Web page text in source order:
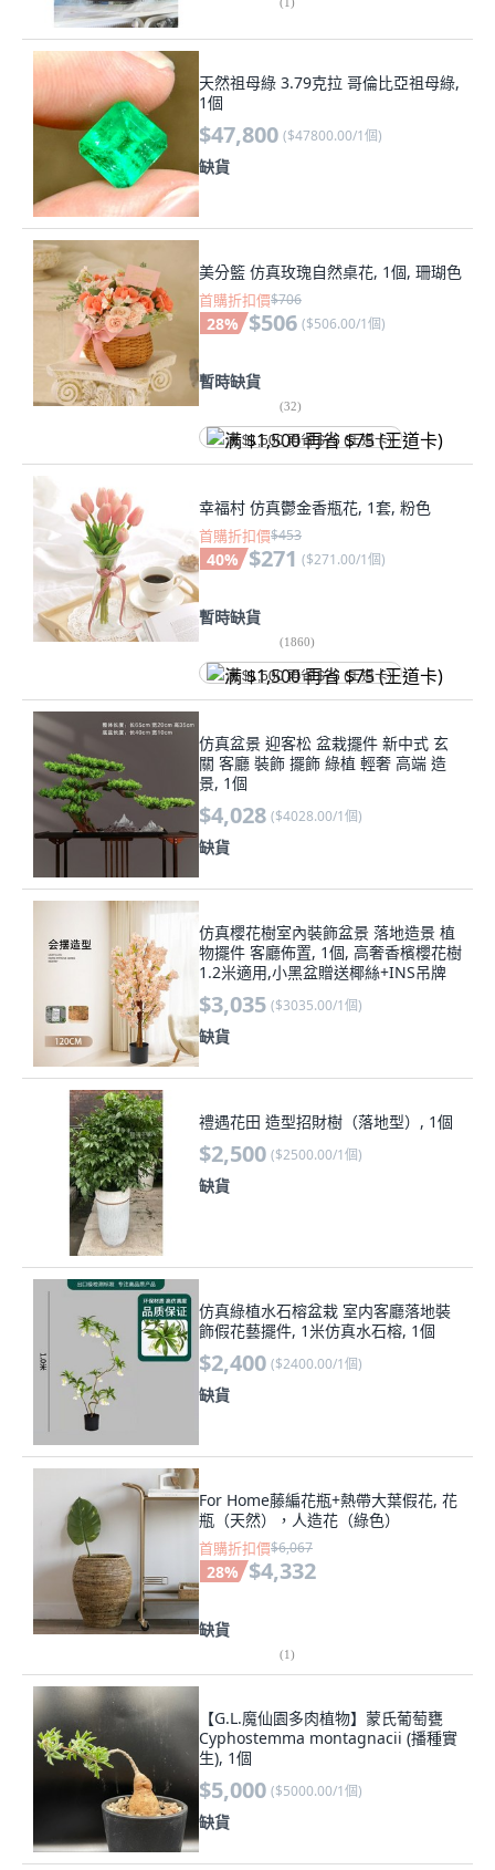
天然祖母綠 3.79克拉 哥倫比亞祖母綠,
1個
$47,800 ($47800.00/1個)
缺貨
美分籃 仿真玫瑰自然桌花, 1個, 珊瑚色
首購折扣價$706
28% $506 ($506.00/1個)
暫時缺貨
(32)
满 $1,500 再省 $75 (王道卡)
幸福村 仿真鬱金香瓶花, 1套, 粉色
首購折扣價$453
40% $271 ($271.00/1個)
暫時缺貨
(1860)
满 $1,500 再省 $75 (王道卡)
仿真盆景 迎客松 盆栽擺件 新中式 玄
關 客廳 裝飾 擺飾 綠植 輕奢 高端 造
景, 1個
$4,028 ($4028.00/1個)
缺貨
仿真櫻花樹室內裝飾盆景 落地造景 植
物擺件 客廳佈置, 1個, 高奢香檳櫻花樹
1.2米適用,小黑盆贈送椰絲+INS吊牌
$3,035 ($3035.00/1個)
缺貨
禮遇花田 造型招財樹（落地型）, 1個
$2,500 ($2500.00/1個)
缺貨
仿真綠植水石榕盆栽 室内客廳落地裝
飾假花藝擺件, 1米仿真水石榕, 1個
$2,400 ($2400.00/1個)
缺貨
For Home藤編花瓶+熱帶大葉假花, 花
瓶（天然），人造花（綠色）
首購折扣價$6,067
28% $4,332
缺貨
(1)
【G.L.魔仙園多肉植物】蒙氏葡萄甕
Cyphostemma montagnacii (播種實
生), 1個
$5,000 ($5000.00/1個)
缺貨